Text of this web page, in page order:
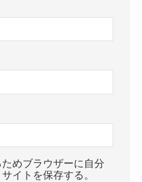
めブラウザーに自分
イトを保存する。